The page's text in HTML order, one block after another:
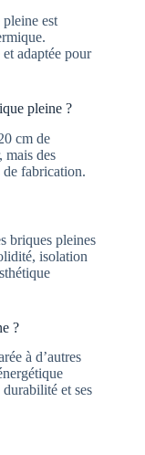
est
adaptée pour
pleine ?
cm de
mais des
de fabrication.
briques pleines
isolation
?
à d’autres
et ses